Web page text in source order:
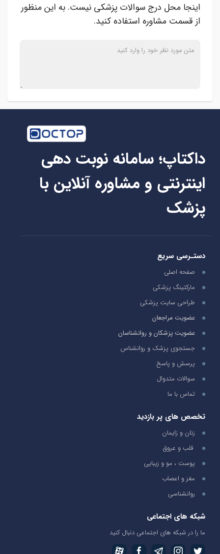
اینجا محل درج سوالات پزشکی نیست. به این منظور
از قسمت مشاوره استفاده کنید.
داکتاپ؛ سامانه نوبت دهی
اینترنتی و مشاوره آنلاین با
پزشک
دستـرسی سریع
صفحه اصلی
مارکتینگ پزشکی
طراحی سایت پزشکی
عضویت مراجعان
عضویت پزشکان و روانشناسان
جستجوی پزشک و روانشناس
پرسش و پاسخ
سوالات متدوال
تماس با ما
تخصص های پر بازدید
زنان و زایمان
قلب و عروق
پوست ، مو و زیبایی
مغز و اعصاب
روانشناسی
شبکه های اجتماعی
ما را در شبکه های اجتماعی دنبال کنید